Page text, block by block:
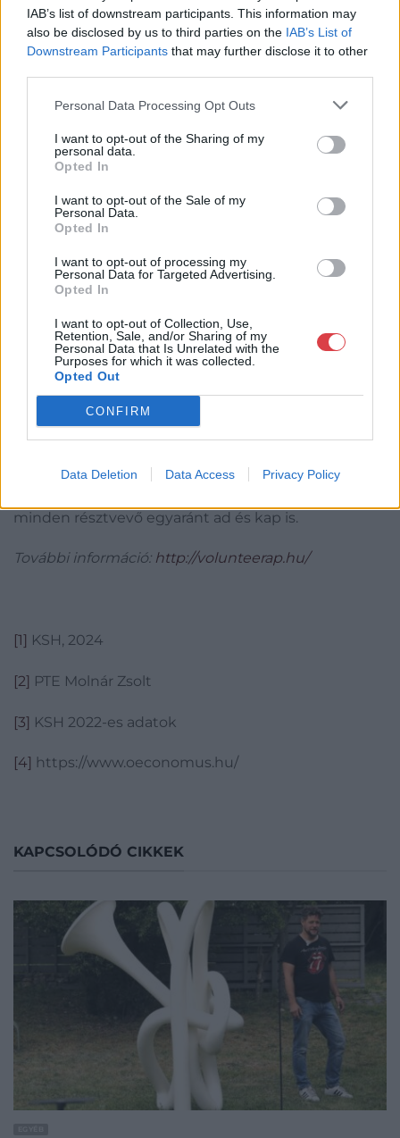
IAB’s list of downstream participants. This information may
also be disclosed by us to third parties on the IAB’s List of
Downstream Participants that may further disclose it to other
Personal Data Processing Opt Outs
I want to opt-out of the Sharing of my
personal data.
Opted In
I want to opt-out of the Sale of my
Personal Data.
Opted In
I want to opt-out of processing my
Personal Data for Targeted Advertising.
Opted In
I want to opt-out of Collection, Use,
Retention, Sale, and/or Sharing of my
Personal Data that Is Unrelated with the
Purposes for which it was collected.
Opted Out
CONFIRM
Data Deletion Data Access Privacy Policy
Sokan azt gondolják, milyen könnyű azoknak a
szervezeteknek, ahol sok önkéntes van, hiszen
„ingyen munkaerőt” kapnak. Valóban
költségtakarékos megoldás, különösen, ha egy
szabad megfeledkezni arról, milyen energiát jelent
az önkéntesek szervezése, betanítása, koordinációja.
„Szerencsések vagyunk, mert egyre több visszatérő
önkéntessel dolgozhatunk együtt olyan
az Art Weekend Budapest és az Art Market
Budapest, de egy-egy nagy esemény időszakában
kihívást is jelent kellő időt, energiát biztosítani, hogy
az új jelentkezőket felkészítsük. És persze
mindeközben jól is érezzék magukat, megkapják
azt az érzést, amiért jelentkeztek erre a munkára”
mondta el a VAP létrehozója.
bárhonnan is kezdjük, a vége ugyanaz: az
minden résztvevő egyaránt ad és kap is.
További információ: http://volunteerap.hu/
[1] KSH, 2024
[2] PTE Molnár Zsolt
[3] KSH 2022-es adatok
[4] https://www.oeconomus.hu/
KAPCSOLÓDÓ CIKKEK